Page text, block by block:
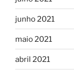
junho 2021
maio 2021
abril 2021